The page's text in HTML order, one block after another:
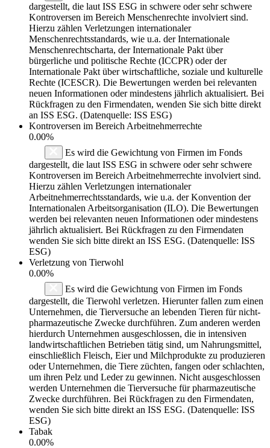
dargestellt, die laut ISS ESG in schwere oder sehr schwere
Kontroversen im Bereich Menschenrechte involviert sind.
Hierzu zählen Verletzungen internationaler
Menschenrechtsstandards, wie u.a. der Internationale
Menschenrechtscharta, der Internationale Pakt über
bürgerliche und politische Rechte (ICCPR) oder der
Internationale Pakt über wirtschaftliche, soziale und kulturelle
Rechte (ICESCR). Die Bewertungen werden bei relevanten
neuen Informationen oder mindestens jährlich aktualisiert. Bei
Rückfragen zu den Firmendaten, wenden Sie sich bitte direkt
an ISS ESG. (Datenquelle: ISS ESG)
Kontroversen im Bereich Arbeitnehmerrechte
0.00%
Es wird die Gewichtung von Firmen im Fonds
dargestellt, die laut ISS ESG in schwere oder sehr schwere
Kontroversen im Bereich Arbeitnehmerrechte involviert sind.
Hierzu zählen Verletzungen internationaler
Arbeitnehmerrechtsstandards, wie u.a. der Konvention der
Internationalen Arbeitsorganisation (ILO). Die Bewertungen
werden bei relevanten neuen Informationen oder mindestens
jährlich aktualisiert. Bei Rückfragen zu den Firmendaten
wenden Sie sich bitte direkt an ISS ESG. (Datenquelle: ISS
ESG)
Verletzung von Tierwohl
0.00%
Es wird die Gewichtung von Firmen im Fonds
dargestellt, die Tierwohl verletzen. Hierunter fallen zum einen
Unternehmen, die Tierversuche an lebenden Tieren für nicht-
pharmazeutische Zwecke durchführen. Zum anderen werden
hierdurch Unternehmen ausgeschlossen, die in intensiven
landwirtschaftlichen Betrieben tätig sind, um Nahrungsmittel,
einschließlich Fleisch, Eier und Milchprodukte zu produzieren
oder Unternehmen, die Tiere züchten, fangen oder schlachten,
um ihren Pelz und Leder zu gewinnen. Nicht ausgeschlossen
werden Unternehmen die Tierversuche für pharmazeutische
Zwecke durchführen. Bei Rückfragen zu den Firmendaten,
wenden Sie sich bitte direkt an ISS ESG. (Datenquelle: ISS
ESG)
Tabak
0.00%